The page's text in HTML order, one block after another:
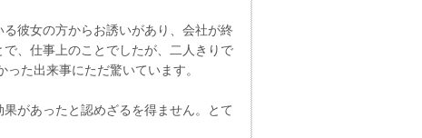
彼女の方からお誘いがあり、会社が終
、仕事上のことでしたが、二人きりで
た出来事にただ驚いています。
があったと認めざるを得ません。とて